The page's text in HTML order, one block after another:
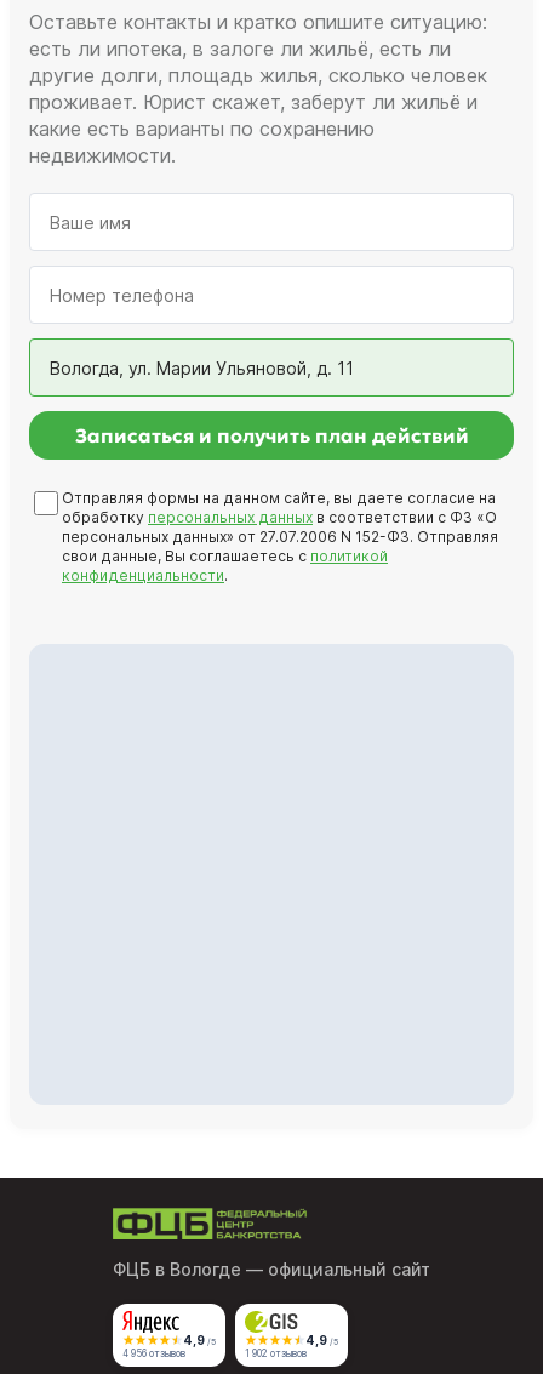
Оставьте контакты и кратко опишите ситуацию:
есть ли ипотека, в залоге ли жильё, есть ли
другие долги, площадь жилья, сколько человек
проживает. Юрист скажет, заберут ли жильё и
какие есть варианты по сохранению
недвижимости.
Вологда, ул. Марии Ульяновой, д. 11
Записаться и получить план действий
Отправляя формы на данном сайте, вы даете согласие на
обработку персональных данных в соответствии с ФЗ «О
персональных данных» от 27.07.2006 N 152-ФЗ. Отправляя
свои данные, Вы соглашаетесь с политикой
конфиденциальности.
ФЦБ в Вологде — официальный сайт
4,9 /5
4 956 отзывов
4,9 /5
1 902 отзывов